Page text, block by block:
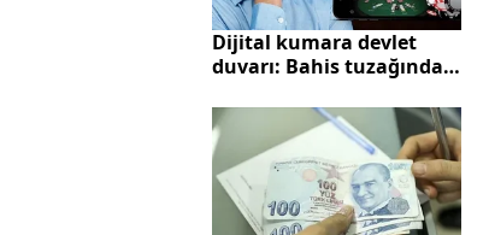
Dijital kumara devlet
duvarı: Bahis tuzağında